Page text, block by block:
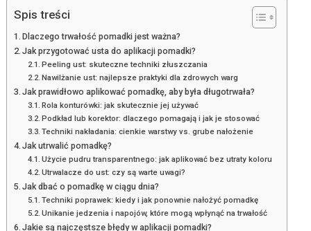
Spis treści
Dlaczego trwałość pomadki jest ważna?
Jak przygotować usta do aplikacji pomadki?
Peeling ust: skuteczne techniki złuszczania
Nawilżanie ust: najlepsze praktyki dla zdrowych warg
Jak prawidłowo aplikować pomadkę, aby była długotrwała?
Rola konturówki: jak skutecznie jej używać
Podkład lub korektor: dlaczego pomagają i jak je stosować
Techniki nakładania: cienkie warstwy vs. grube nałożenie
Jak utrwalić pomadkę?
Użycie pudru transparentnego: jak aplikować bez utraty koloru
Utrwalacze do ust: czy są warte uwagi?
Jak dbać o pomadkę w ciągu dnia?
Techniki poprawek: kiedy i jak ponownie nałożyć pomadkę
Unikanie jedzenia i napojów, które mogą wpłynąć na trwałość
Jakie są najczęstsze błędy w aplikacji pomadki?